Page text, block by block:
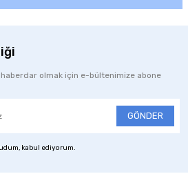
olmak için e-bültenimize abone
GÖNDER
kabul ediyorum.